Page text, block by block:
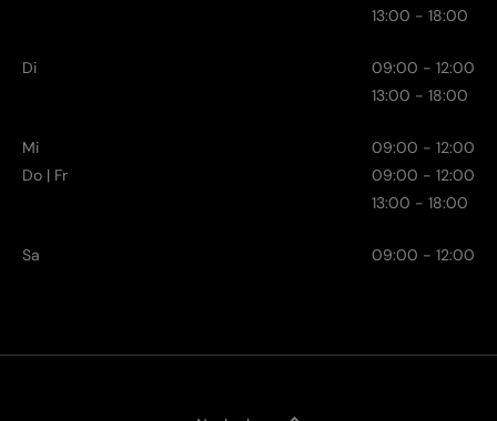
13:00 - 18:00
Di
09:00 - 12:00
13:00 - 18:00
Mi
09:00 - 12:00
Do | Fr
09:00 - 12:00
13:00 - 18:00
Sa 09:00 - 12:00